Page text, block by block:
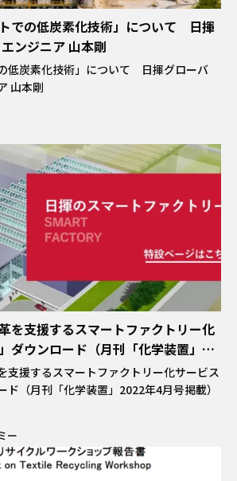
トでの低炭素化技術」について 日揮
ンジニア 山本剛
低炭素化技術」について 日揮グローバ
山本剛
を支援するスマートファクトリー化
ダウンロード（月刊「化学装置」
支援するスマートファクトリー化サービス
ド（月刊「化学装置」2022年4月号掲載）
ー